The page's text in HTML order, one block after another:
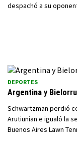
despachó a su
DEPORTES
Argentina y
Schwartzman perdió
Arutiunian e igualó la
Buenos Aires Lawn